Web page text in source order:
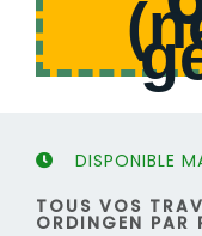
(
DISPONIBLE
TOUS VOS
ORDINGEN PAR